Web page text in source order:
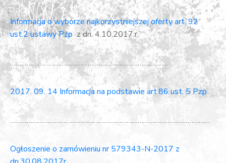
Informacja o wyborze najkorzystniejszej oferty art. 92
ust.2 ustawy Pzp z dn. 4.10.2017.r.
…………………………………………………………………………..
2017. 09. 14 Informacja na podstawie art.86 ust. 5 Pzp
………………………………………………………………………………………………
Ogłoszenie o zamówieniu nr 579343-N-2017 z